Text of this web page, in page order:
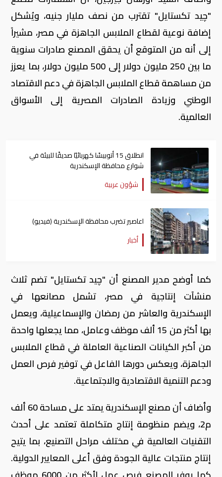
"چيد تكستايل" تقترب من نصف مليار جنيه، ويُشكل
إضافة نوعية لقطاع الملابس الجاهزة في مصر، مشيراً
إلى أنه من المتوقع أن يحقق المصنع صادرات سنوية
ما بين 250 مليون دولار إلى 500 مليون دولار، بما يعزز
من مساهمة قطاع الملابس الجاهزة في دعم الاقتصاد
الوطني وزيادة الصادرات المصرية إلى الأسواق
العالمية.
انطلاق 15 أتوبيسًا كهربائيًا صديقًا للبيئة في
شوارع محافظة الإسكندرية
شؤون عربية
اعاصير تضرب محافظة الإسكندرية (فيديو)
أخبار
كما أوضح مدير المصنع أن "چيد تكستايل" تضم ثلاث
منشآت إنتاجية في مصر، تشمل مصانعها في
الإسكندرية والعاشر من رمضان والإسماعيلية، ويعمل
بها أكثر من 15 ألف موظف وعامل، مما يجعلها واحدة
من أكبر الكيانات الصناعية العاملة في قطاع الملابس
الجاهزة، ويعكس دورها الفاعل في توفير فرص العمل
ودعم التنمية الاقتصادية والاجتماعية.
وأضاف أن مصنع الإسكندرية يمتد على مساحة 60 ألف
م2، ويضم منظومة إنتاج متكاملة تعتمد على أحدث
التقنيات العالمية في مختلف مراحل التصنيع، بما يتيح
إنتاج منتجات عالية الجودة وفق أعلى المعايير الدولية.